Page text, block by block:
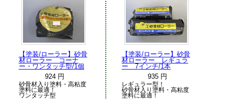
【塗装/ローラー】砂骨
材ローラー コーナ
ー・ワンタッチ型/1個
924 円
砂骨材入り塗料・高粘度
塗料に最適！
ワンタッチ型
【塗装/ローラー】砂骨
材ローラー レギュラ
ー 7インチ/1本
935 円
レギュラー型！
砂骨材入り塗料・高粘度
塗料に最適！